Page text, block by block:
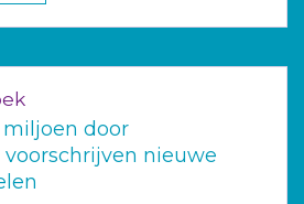
miljoen door
nieuwe